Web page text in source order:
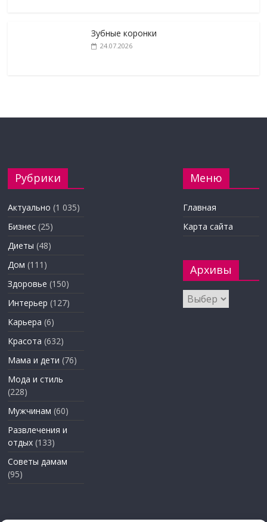
Зубные коронки
24.07.2026
Рубрики
Актуально (1 035)
Бизнес (25)
Диеты (48)
Дом (111)
Здоровье (150)
Интерьер (127)
Карьера (6)
Красота (632)
Мама и дети (76)
Мода и стиль
(228)
Мужчинам (60)
Развлечения и
отдых (133)
Советы дамам
(95)
Меню
Главная
Карта сайта
Архивы
Архивы